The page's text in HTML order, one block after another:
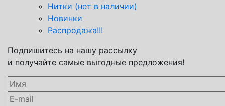
Нитки (нет в наличии)
Новинки
Распродажа!!!
Подпишитесь на нашу рассылку
и получайте самые выгодные предложения!